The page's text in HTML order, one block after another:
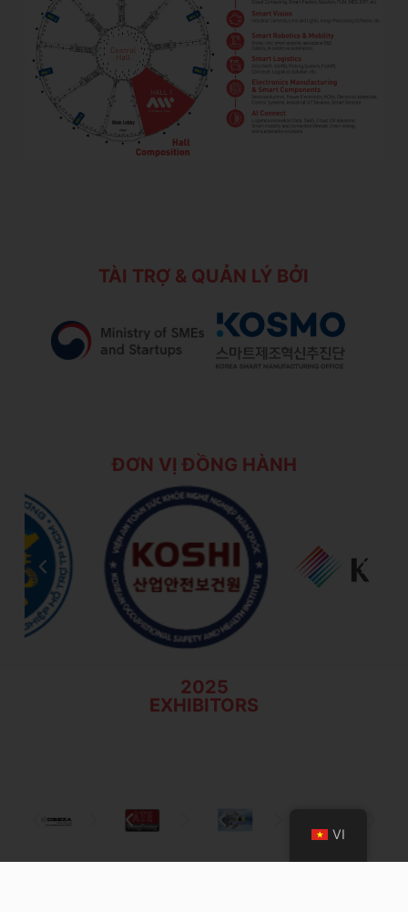
TÀI TRỢ & QUẢN LÝ BỞI
ĐƠN VỊ ĐỒNG HÀNH
2025
EXHIBITORS
VI